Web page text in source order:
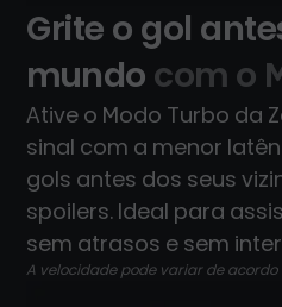
Grite o gol
mundo com o
Ative o Modo Turbo da
sinal com a menor
gols antes dos seus
spoilers. Ideal para
sem atrasos e sem
A velocidade pode variar de